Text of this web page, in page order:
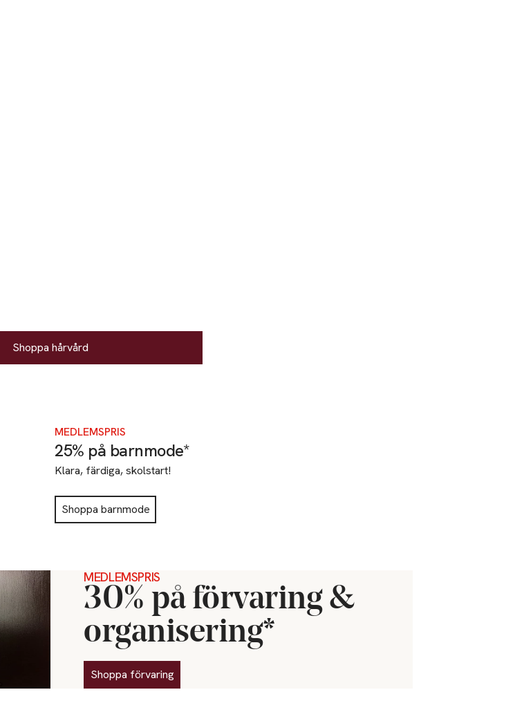
Shoppa hårvård
MEDLEMSPRIS
25% på barnmode*
Klara, färdiga, skolstart!
Shoppa barnmode
MEDLEMSPRIS
30% på förvaring &
organisering*
Shoppa förvaring